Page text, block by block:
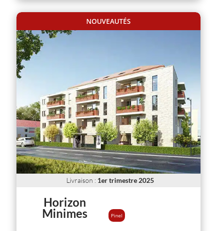
NOUVEAUTÉS
Livraison : 1er trimestre 2025
Horizon
Minimes
Pinel